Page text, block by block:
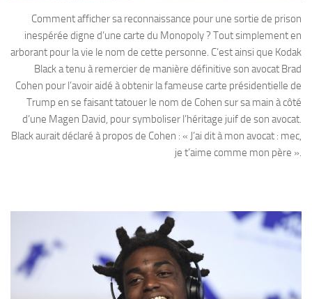
Comment afficher sa reconnaissance pour une sortie de prison
inespérée digne d’une carte du Monopoly ? Tout simplement en
arborant pour la vie le nom de cette personne. C’est ainsi que Kodak
Black a tenu à remercier de manière définitive son avocat Brad
Cohen pour l’avoir aidé à obtenir la fameuse carte présidentielle de
Trump en se faisant tatouer le nom de Cohen sur sa main à côté
d’une Magen David, pour symboliser l’héritage juif de son avocat.
Black aurait déclaré à propos de Cohen : « J’ai dit à mon avocat : mec,
je t’aime comme mon père ».